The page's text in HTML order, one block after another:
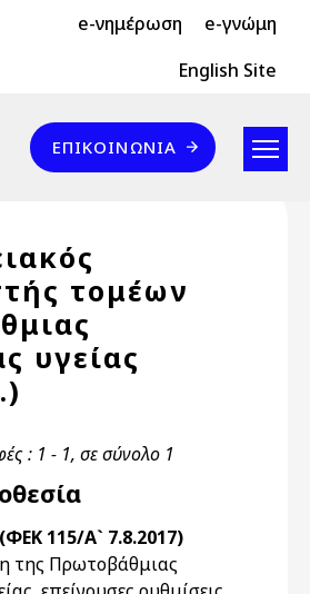
e-νημέρωση e-γνώμη
English Site
Επικοινωνία
ΕΠΙΚΟΙΝΩΝΊΑ
τομέων
υγείας
: 1 - 1, σε σύνολο 1
115/Α` 7.8.2017)
της Πρωτοβάθμιας